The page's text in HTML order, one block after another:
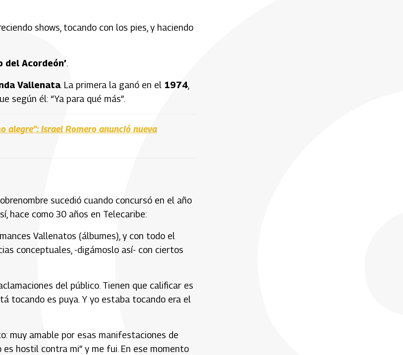
shows, tocando con los pies, y haciendo
del Acordeón’.
Vallenata. La primera la ganó en el 1974
según él: “Ya para qué más”.
alegre”: Israel Romero anunció nueva
sucedió cuando concursó en el año
hace como 30 años en Telecaribe:
Vallenatos (álbumes), y con todo el
conceptuales, -digámoslo así- con ciertos
del público. Tienen que calificar es
tocando es puya. Y yo estaba tocando era el
muy amable por esas manifestaciones de
hostil contra mi” y me fui. En ese momento